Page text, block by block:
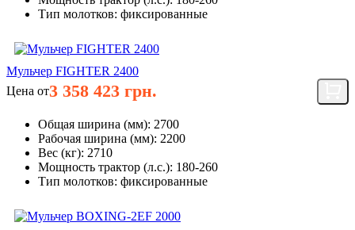
Тип молотков: фиксированные
Мульчер FIGHTER 2400
Цена от3 358 423 грн.
Общая ширина (мм): 2700
Рабочая ширина (мм): 2200
Вес (кг): 2710
Мощность трактор (л.с.): 180-260
Тип молотков: фиксированные